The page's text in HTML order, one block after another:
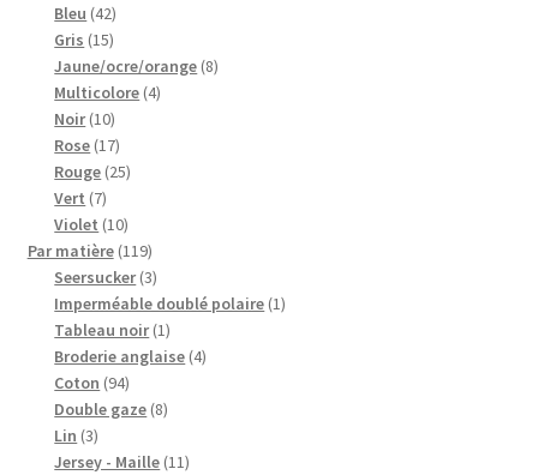
Bleu 4242
produits
Gris 1515
produits
Jaune/ocre/orange 88
Multicolore 44
Noir 1010
produits
Rose 1717
produits
Rouge 2525
Vert 77
produits
Violet 1010
produits
Par matière 119119
produits
Seersucker 33
produits
Imperméable doublé polaire 11
Tableau noir 11
produit
Broderie anglaise 44
Coton 9494
produits
Double gaze 88
Lin 33
produits
Jersey - Maille 1111